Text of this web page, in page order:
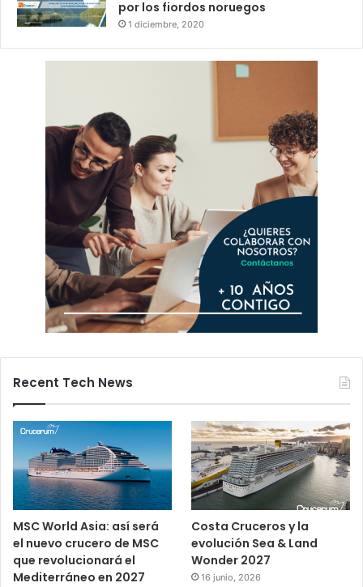
por los fiordos noruegos
1 diciembre, 2020
Recent Tech News
MSC World Asia: así será
el nuevo crucero de MSC
que revolucionará el
Mediterráneo en 2027
Costa Cruceros y la
evolución Sea & Land
Wonder 2027
16 junio, 2026